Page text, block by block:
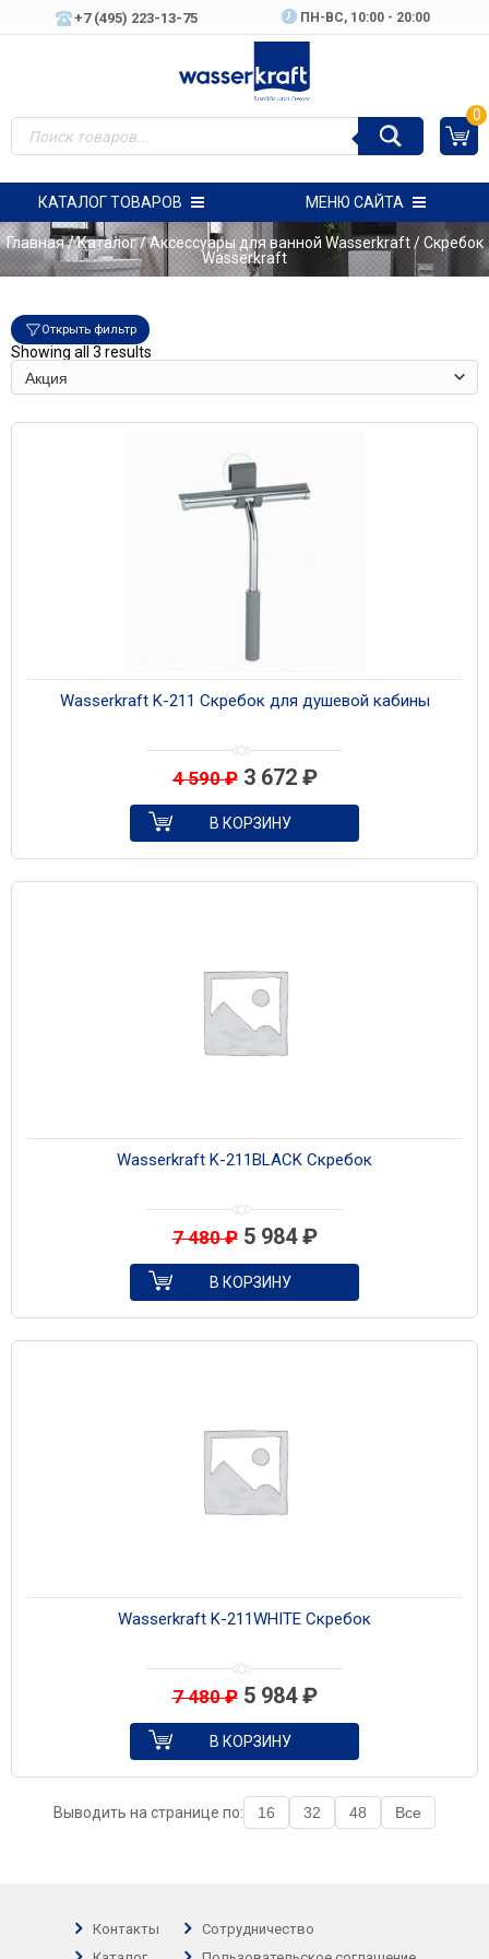
+7 (495) 223-13-75 ПН-ВC, 10:00 - 20:00
0
КАТАЛОГ ТОВАРОВ МЕНЮ САЙТА
Главная/Каталог/Аксессуары для ванной Wasserkraft/ Скребок
Wasserkraft
Открыть фильтр
Showing all 3 results
Wasserkraft K-211 Скребок для душевой кабины
4 590₽ 3 672 ₽
В КОРЗИНУ
Wasserkraft K-211BLACK Скребок
7 480₽ 5 984₽
В КОРЗИНУ
Wasserkraft K-211WHITE Скребок
7 480₽ 5 984₽
В КОРЗИНУ
Выводить на странице по: 16 32 48 Все
Контакты
Сотрудничество